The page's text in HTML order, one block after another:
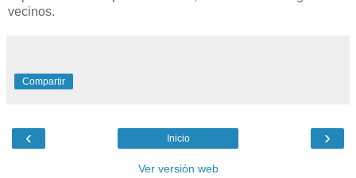
vecinos.
Compartir
‹ ›
Inicio
Ver versión web